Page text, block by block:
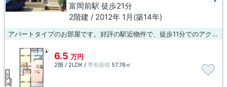
富岡前駅 徒歩21分
2階建 / 2012年 1月(築14年)
アパートタイプのお部屋です。好評の駅近物件で、徒歩11分でのアクセスが可能です。犬山駅近くにある物件情報から、お客様の希望条件にマッチしたお部屋をお探しいたします。まずはお気軽にお問い合わせください。
6.5 万円
2階 / 2LDK / 専有面積 57.76㎡